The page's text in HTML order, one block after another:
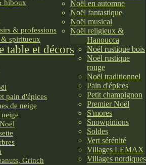
hiboux
& professions
spiritueux
table et décors
pain d'épices
de neige
Grinch
Noël en automne
Noël fantastique
Noël musical
Noël religieux &
Hanoucca
Noël rustique bois
Noël rustique
rouge
Noël traditionnel
Pain d'épices
Petit champignon
Premier Noël
S'mores
Snowpinions
Soldes
Vert sérénité
Villages LEMAX
Villages nordiques